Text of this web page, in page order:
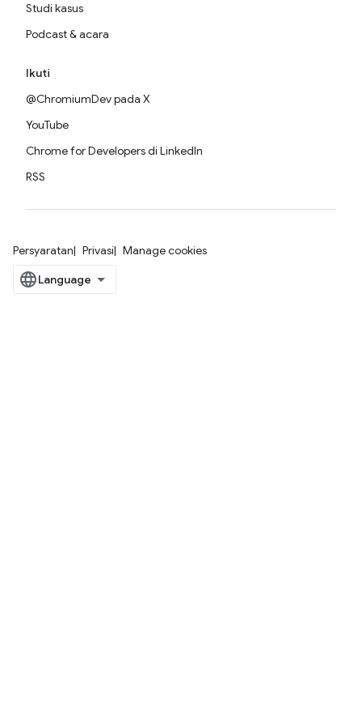
Studi kasus
Podcast & acara
Ikuti
@ChromiumDev pada X
YouTube
Chrome for Developers di LinkedIn
RSS
Persyaratan Privasi Manage cookies